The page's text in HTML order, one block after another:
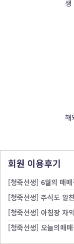
생
해
회원 이용후기
[청죽선생] 6월의 매
[청죽선생] 주식도 알
[청죽선생] 아침장 차
[청죽선생] 오늘의매